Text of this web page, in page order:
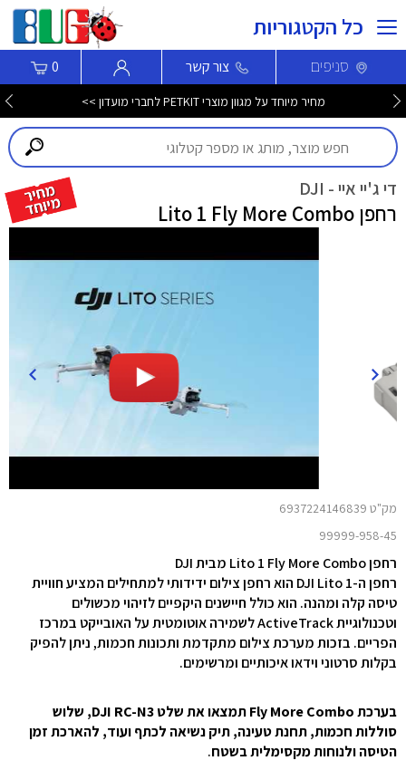
כל הקטגוריות
סניפים צור קשר 0
חדש! סמארטפון Nothing Phone (4b) עכשיו לרכישה >>>
די ג'יי איי - DJI
רחפן Lito 1 Fly More Combo
מק"ט 6937224146839
99999-958-45
רחפן Lito 1 Fly More Combo מבית DJI
רחפן ה-DJI Lito 1 הוא רחפן צילום ידידותי למתחילים המציע חוויית
טיסה קלה ומהנה. הוא כולל חיישנים היקפיים לזיהוי מכשולים
וטכנולוגיית ActiveTrack לשמירה אוטומטית על האובייקט במרכז
הפריים. בזכות מערכת צילום מתקדמת ותכונות חכמות, ניתן להפיק
בקלות סרטוני וידאו איכותיים ומרשימים.
בערכת Fly More Combo תמצאו את שלט DJI RC-N3, שלוש
סוללות חכמות, תחנת טעינה, תיק נשיאה לכתף ועוד, להארכת זמן
הטיסה ולנוחות מקסימלית בשטח.